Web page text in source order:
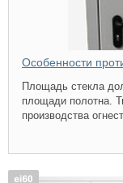
Особенности
Площадь стекла
площади полотна.
производства